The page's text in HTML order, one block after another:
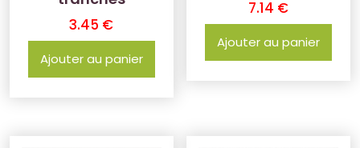
3.45 €
Ajouter au panier
7.14 €
Ajouter au panier